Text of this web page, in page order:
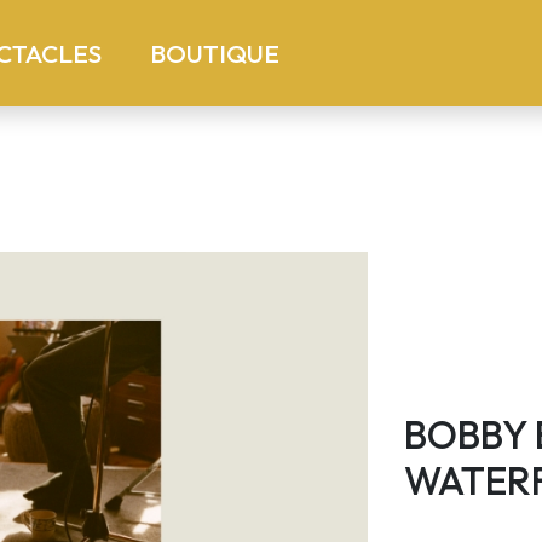
(current)BOUTIQUE
BOBBY